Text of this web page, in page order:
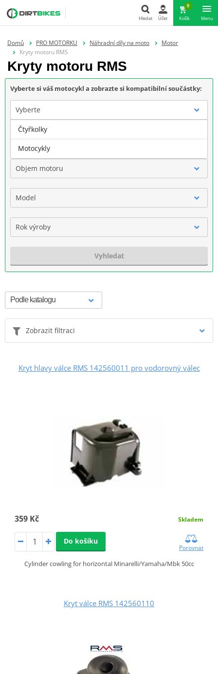
Hledat Účet
0
Košík Menu
Domů PRO MOTORKU Náhradní díly na moto
Motor
Kryty motoru RMS
Kryty motoru RMS
Vyberte si váš motocykl a zobrazte si kompatibilní součástky:
Vyberte
Značka
Objem motoru
Model
Rok výroby
Vyhledat
Zobrazit filtraci
Kryt hlavy válce RMS 142560011 pro vodorovný válec
359 Kč Skladem
Do košíku
Porovnat
Cylinder cowling for horizontal Minarelli/Yamaha/Mbk 50cc
Kryt válce RMS 142560110
Čtyřkolky
Motocykly